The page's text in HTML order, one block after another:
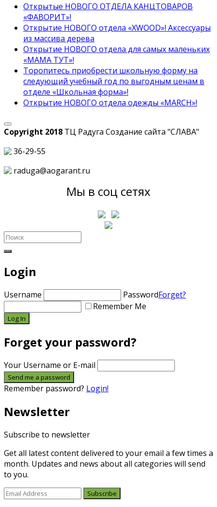
Открытые НОВОГО ОТДЕЛА КАНЦТОВАРОВ
«ФАВОРИТ»!
Открытие НОВОГО отдела «XWOOD»! Аксессуары
из массива дерева
Открытие НОВОГО отдела для самых маленьких
«МАМА ТУТ»!
Торопитесь приобрести школьную форму на
следующий учебный год по выгодным ценам в
отделе «Школьная форма»!
Открытие НОВОГО отдела одежды «MARCH»!
Copyright 2018 ТЦ Радуга Создание сайта "СЛАВА"
36-29-55
raduga@aogarant.ru
Мы в соц сетях
Login
Username PasswordForget?
Remember Me
Forget your password?
Your Username or E-mail
Remember password? Login!
Newsletter
Subscribe to newsletter
Get all latest content delivered to your email a few times a
month. Updates and news about all categories will send
to you.